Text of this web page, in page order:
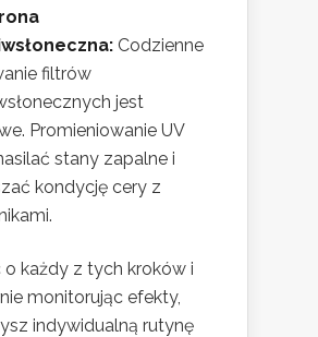
Codzienne
filtrów
jest
Promieniowanie UV
stany zapalne i
kondycję cery z
o każdy z tych kroków i
monitorując efekty,
indywidualną rutynę